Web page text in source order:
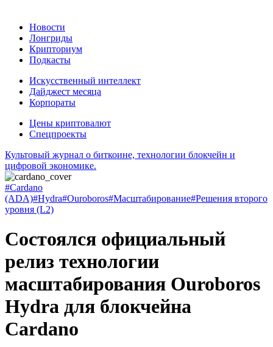
Новости
Лонгриды
Крипториум
Подкасты
Искусственный интеллект
Дайджест месяца
Корпораты
Цены криптовалют
Спецпроекты
Культовый журнал о биткоине, технологии блокчейн и
цифровой экономике.
#Cardano
(ADA)#Hydra#Ouroboros#Масштабирование#Решения второго
уровня (L2)
Состоялся официальный
релиз технологии
масштабирования Ouroboros
Hydra для блокчейна
Cardano